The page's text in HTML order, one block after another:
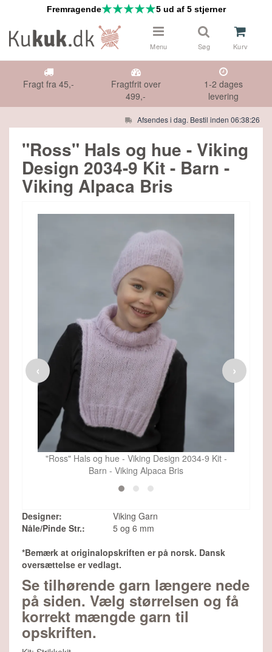
Fremragende 5 ud af 5 stjerner
Menu Søg Kurv
Fragt fra 45,-
Fragtfrit over
499,-
1-2 dages
levering
Afsendes i dag. Bestil inden 06:38:25
Måske kunne nogle af disse produkter
have din interesse?
Gå til indkøbskurv Gå til checkout
Viking Maskemarkør, fra Viking
36,00 DKK
26,95 DKK
SE MERE
"Ross" Hals og hue - Viking
Design 2034-9 Kit - Barn -
Viking Alpaca Bris
"Ross" Hals og hue - Viking Design 2034-9 Kit -
Barn - Viking Alpaca Bris
‹ ›
Designer:
Viking Garn
Nåle/Pinde Str.:
5 og 6 mm
*Bemærk at originalopskriften er på norsk. Dansk
oversættelse er vedlagt.
Se tilhørende garn længere nede
på siden. Vælg størrelsen og få
korrekt mængde garn til
opskriften.